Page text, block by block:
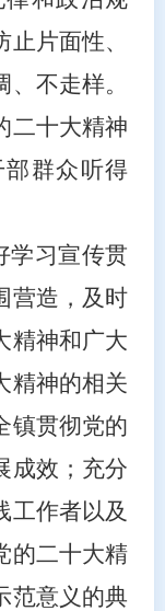
片面性、
不走样。
二十大精神
群众听得
学习宣传贯
营造，及时
精神和广大
精神的相关
镇贯彻党的
成效；充分
工作者以及
的二十大精
范意义的典